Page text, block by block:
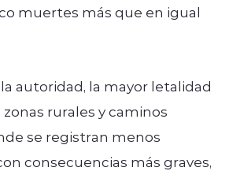
muertes más que en igual
autoridad, la mayor letalidad
rurales y caminos
se registran menos
consecuencias más graves,